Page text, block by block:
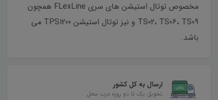
مخصوص توتال استیشن های سری FLexLine همچون
TS02، TS06، TS09 و نیز توتال استیشن TPS1200 می
باشد.
ارسال به کل کشور
تحویل یک تا دو روزه درب محل